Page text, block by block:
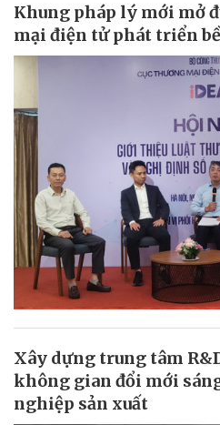
Khung pháp lý mới mở
mại điện tử phát triển
Xây dựng trung tâm
không gian đổi mới
nghiệp sản xuất